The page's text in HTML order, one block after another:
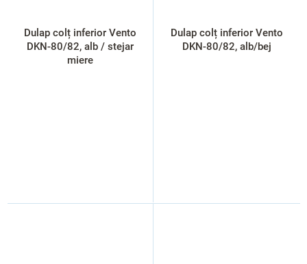
Dulap colț inferior Vento
DKN-80/82, alb / stejar
miere
Dulap colț inferior Vento
DKN-80/82, alb/bej